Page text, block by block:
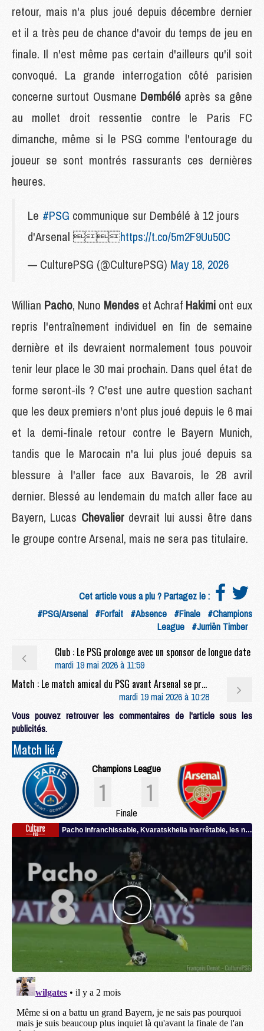
retour, mais n'a plus joué depuis décembre dernier
et il a très peu de chance d'avoir du temps de jeu en
finale. Il n'est même pas certain d'ailleurs qu'il soit
convoqué. La grande interrogation côté parisien
concerne surtout Ousmane Dembélé après sa gêne
au mollet droit ressentie contre le Paris FC
dimanche, même si le PSG comme l'entourage du
joueur se sont montrés rassurants ces dernières
heures.
Le #PSG communique sur Dembélé à 12 jours
d'Arsenal https://t.co/5m2F9Uu50C
— CulturePSG (@CulturePSG) May 18, 2026
Willian Pacho, Nuno Mendes et Achraf Hakimi ont eux
repris l'entraînement individuel en fin de semaine
dernière et ils devraient normalement tous pouvoir
tenir leur place le 30 mai prochain. Dans quel état de
forme seront-ils ? C'est une autre question sachant
que les deux premiers n'ont plus joué depuis le 6 mai
et la demi-finale retour contre le Bayern Munich,
tandis que le Marocain n'a lui plus joué depuis sa
blessure à l'aller face aux Bavarois, le 28 avril
dernier. Blessé au lendemain du match aller face au
Bayern, Lucas Chevalier devrait lui aussi être dans
le groupe contre Arsenal, mais ne sera pas titulaire.
Cet article vous a plu ? Partagez le :
#PSG/Arsenal #Forfait #Absence #Finale #Champions
League #Jurriën Timber
Club : Le PSG prolonge avec un sponsor de longue date
mardi 19 mai 2026 à 11:59
Match : Le match amical du PSG avant Arsenal se précise
mardi 19 mai 2026 à 10:28
Vous pouvez retrouver les commentaires de l'article sous les
publicités.
Match lié
Champions League
1 1
Finale